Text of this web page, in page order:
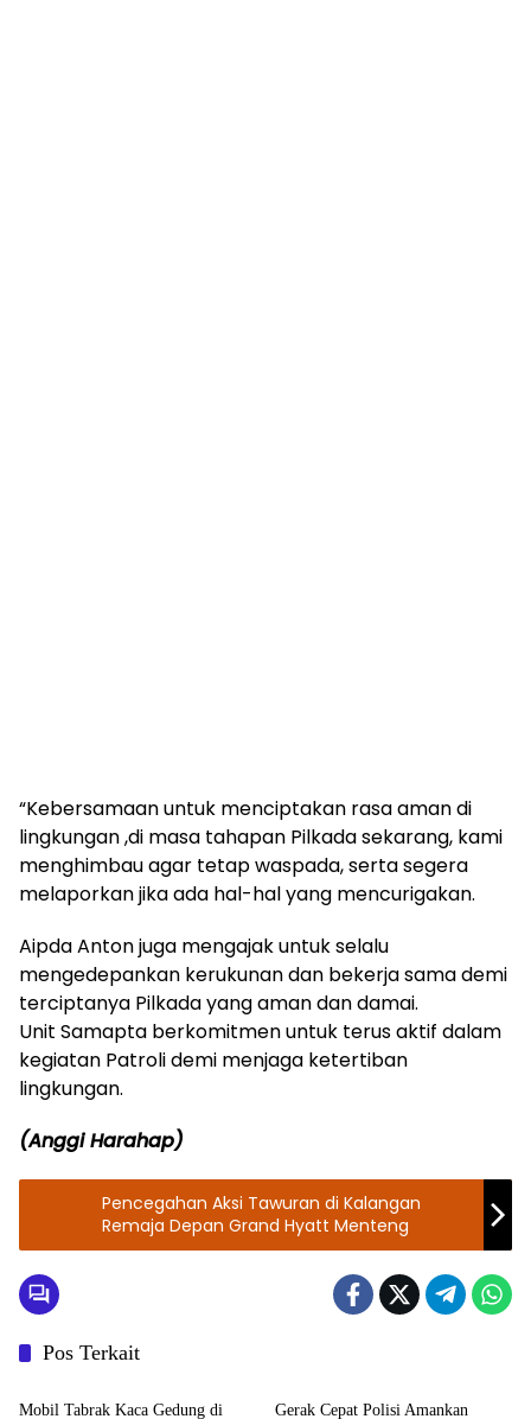
“Kebersamaan untuk menciptakan rasa aman di
lingkungan ,di masa tahapan Pilkada sekarang, kami
menghimbau agar tetap waspada, serta segera
melaporkan jika ada hal-hal yang mencurigakan.
Aipda Anton juga mengajak untuk selalu
mengedepankan kerukunan dan bekerja sama demi
terciptanya Pilkada yang aman dan damai.
Unit Samapta berkomitmen untuk terus aktif dalam
kegiatan Patroli demi menjaga ketertiban
lingkungan.
(Anggi Harahap)
Pencegahan Aksi Tawuran di Kalangan
Remaja Depan Grand Hyatt Menteng
Pos Terkait
Polres Jakarta Selatan
Mobil Tabrak Kaca Gedung di Gerak Cepat Polisi Amankan